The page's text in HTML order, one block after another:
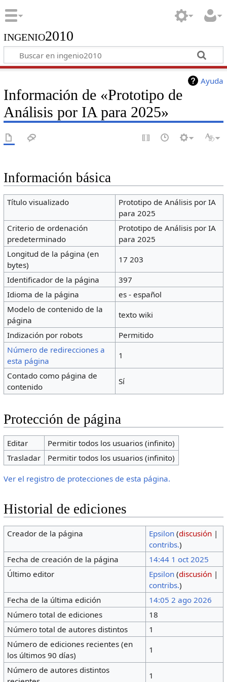
ingenio2010
Ayuda
Información de «Prototipo de
Análisis por IA para 2025»
Información básica
Título visualizado
Prototipo de Análisis por IA
para 2025
Criterio de ordenación
predeterminado
Prototipo de Análisis por IA
para 2025
Longitud de la página (en
bytes)
17 203
Identificador de la página
397
Idioma de la página
es - español
Modelo de contenido de la
página
texto wiki
Indización por robots
Permitido
Número de redirecciones a
esta página
1
Contado como página de
contenido
Sí
Protección de página
Editar
Permitir todos los usuarios (infinito)
Trasladar
Permitir todos los usuarios (infinito)
Ver el registro de protecciones de esta página.
Historial de ediciones
Creador de la página Epsilon (discusión|
contribs.)
Fecha de creación de la página
14:44 1 oct 2025
Último editor
Epsilon (discusión|
contribs.)
Fecha de la última edición
14:05 2 ago 2026
Número total de ediciones
18
Número total de autores distintos
1
Número de ediciones recientes (en
los últimos 90 días)
1
Número de autores distintos
1